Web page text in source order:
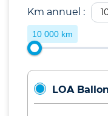
Km annuel :
10 000 km
LOA Ballon